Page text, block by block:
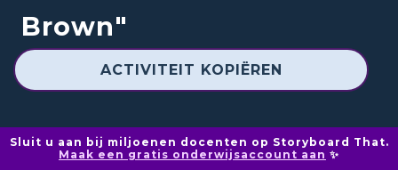
Brown"
ACTIVITEIT KOPIËREN
Sluit u aan bij miljoenen docenten op Storyboard That.
Maak een gratis onderwijsaccount aan ✨